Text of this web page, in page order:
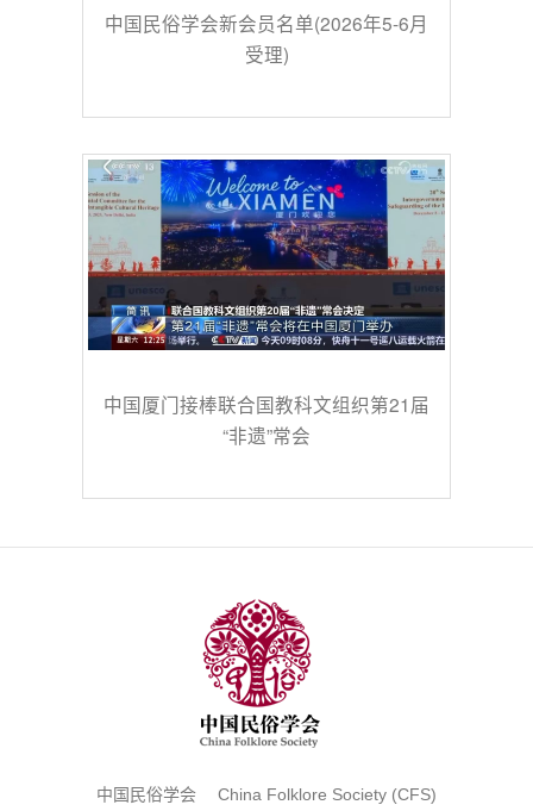
中国民俗学会新会员名单(2026年5-6月
受理)
中国厦门接棒联合国教科文组织第21届
“非遗”常会
中国民俗学会 China Folklore Society (CFS)